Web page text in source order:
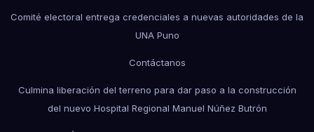
Comité electoral entrega credenciales a nuevas autoridades de la
UNA Puno
Contáctanos
Culmina liberación del terreno para dar paso a la construcción
del nuevo Hospital Regional Manuel Núñez Butrón